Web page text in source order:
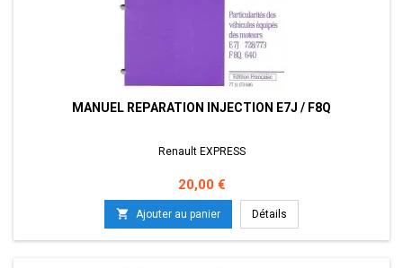
MANUEL REPARATION INJECTION E7J / F8Q
Renault EXPRESS
Prix
20,00 €
 Ajouter au panier Détails